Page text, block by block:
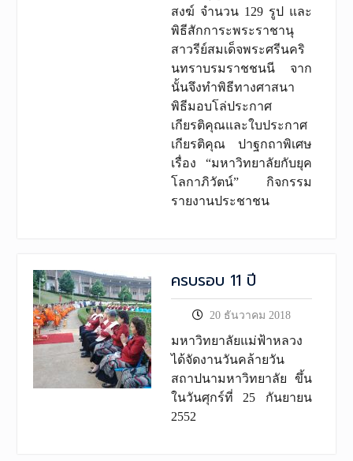
สงฆ์ จำนวน 129 รูป และ
พิธีสักการะพระราชานุ
สาวรีย์สมเด็จพระศรีนคริ
นทราบรมราชชนนี จาก
นั้นจึงทำพิธีทางศาสนา
พิธีมอบโล่ประกาศ
เกียรติคุณและใบประกาศ
เกียรติคุณ ปาฐกถาพิเศษ
เรื่อง “มหาวิทยาลัยกับยุค
โลกาภิวัตน์” กิจกรรม
รายงานประชาชน
ครบรอบ 11 ปี
20 ธันวาคม 2018
มหาวิทยาลัยแม่ฟ้าหลวง
ได้จัดงานวันคล้ายวัน
สถาปนามหาวิทยาลัย ขึ้น
ในวันศุกร์ที่ 25 กันยายน
2552